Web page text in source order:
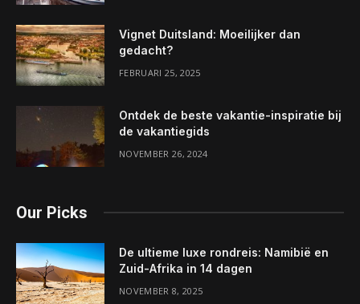
Vignet Duitsland: Moeilijker dan
gedacht?
FEBRUARI 25, 2025
Ontdek de beste vakantie-inspiratie bij
de vakantiegids
NOVEMBER 26, 2024
Our Picks
De ultieme luxe rondreis: Namibië en
Zuid-Afrika in 14 dagen
NOVEMBER 8, 2025